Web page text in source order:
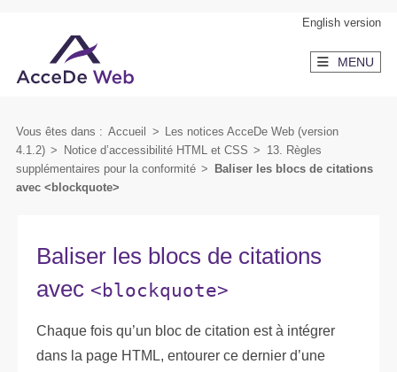
contenu
menu
secondaire
English version
MENU
Vous êtes dans : Accueil >
Les notices AcceDe Web (version
4.1.2) > Notice d’accessibilité HTML et CSS > 13. Règles
supplémentaires pour la conformité >
Baliser les blocs de citations
avec <blockquote>
Baliser les blocs de citations
avec <blockquote>
Chaque fois qu’un bloc de citation est à intégrer
dans la page HTML, entourer ce dernier d’une